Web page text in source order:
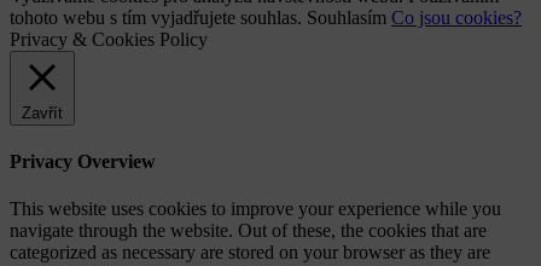
tohoto webu s tím vyjadřujete souhlas. Souhlasím Co jsou cookies?
Privacy & Cookies Policy
Zavřít
Privacy Overview
This website uses cookies to improve your experience while you
navigate through the website. Out of these, the cookies that are
categorized as necessary are stored on your browser as they are